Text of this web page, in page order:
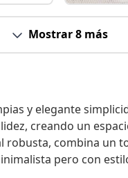
Mostrar 8 más
y elegante
creando un
combina un
pero con